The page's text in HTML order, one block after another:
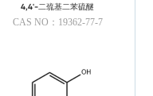
4,4'-二巯基二苯硫醚
CAS NO：19362-77-7